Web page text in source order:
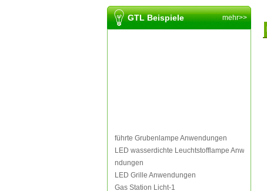
GTL Beispiele mehr>>
führte Grubenlampe Anwendungen
LED wasserdichte Leuchtstofflampe Anwe
ndungen
LED Grille Anwendungen
Gas Station Licht-1